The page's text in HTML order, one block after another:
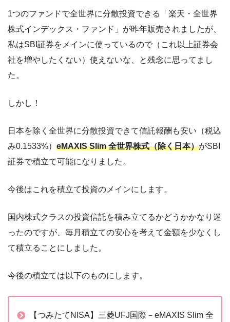
1つのファンドで全世界に分散投資できる「楽天・全世界
株式インデックス・ファンド」が昨年販売されましたが、
私はSBI証券をメインに使っているので（これ以上証券会
社を増やしたくない）使えないな、と残念に思ってまし
た。
しかし！
日本を除く全世界に分散投資できて信託報酬も安い（税込
み0.1533%） eMAXIS Slim 全世界株式（除く日本）がSBI
証券で積立て可能になりました。
今後はこれを積立て投資のメインにします。
国内株式クラスの投資信託を積み立てるかどうかかなり迷
ったのですが、毎月積立ての安心を考えて金額を少なくし
て積立ることにしました。
今後の積立ては以下のものにします。
【つみたてNISA】三菱UFJ国際－eMAXIS Slim 全